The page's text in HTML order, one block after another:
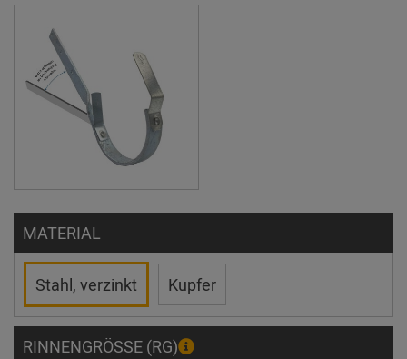
MATERIAL
Stahl, verzinkt Kupfer
RINNENGRÖSSE (RG)